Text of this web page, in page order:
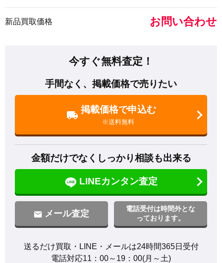
新品買取価格 お問い合わせ
今すぐ無料査定！
手間なく、掲載価格で売りたい
掲載価格で申込む
※送料無料
金額だけでなくしっかり相談も出来る
LINEカンタン査定
メール査定
電話受付は時間外とな
っております。
送るだけ買取・LINE・メールは24時間365日受付
電話対応11：00～19：00(月～土)